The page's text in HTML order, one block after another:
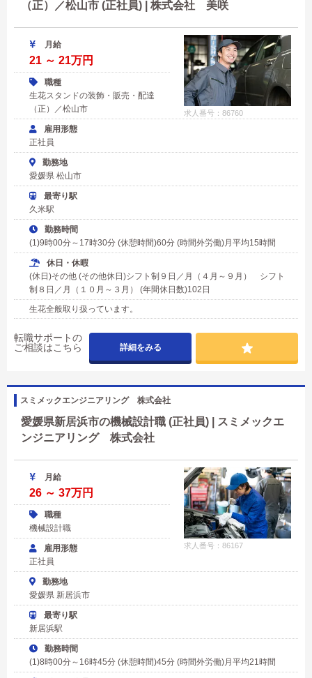
（正）／松山市 (正社員) | 株式会社 美咲
求人番号：86760
月給
21 ～ 21万円
職種
生花スタンドの装飾・販売・配達
（正）／松山市
雇用形態
正社員
勤務地
愛媛県 松山市
最寄り駅
久米駅
勤務時間
(1)9時00分～17時30分 (休憩時間)60分 (時間外労働)月平均15時間
休日・休暇
(休日)その他 (その他休日)シフト制９日／月（４月～９月） シフト
制８日／月（１０月～３月） (年間休日数)102日
生花全般取り扱っています。
転職サポートの
ご相談はこちら
詳細をみる
スミメックエンジニアリング 株式会社
愛媛県新居浜市の機械設計職 (正社員) | スミメックエ
ンジニアリング 株式会社
求人番号：86167
月給
26 ～ 37万円
職種
機械設計職
雇用形態
正社員
勤務地
愛媛県 新居浜市
最寄り駅
新居浜駅
勤務時間
(1)8時00分～16時45分 (休憩時間)45分 (時間外労働)月平均21時間